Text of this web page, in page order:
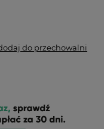
do przechowalni